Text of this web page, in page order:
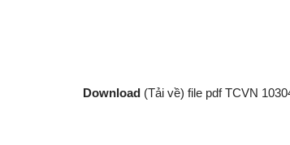
Download (Tải về) file pdf TCVN